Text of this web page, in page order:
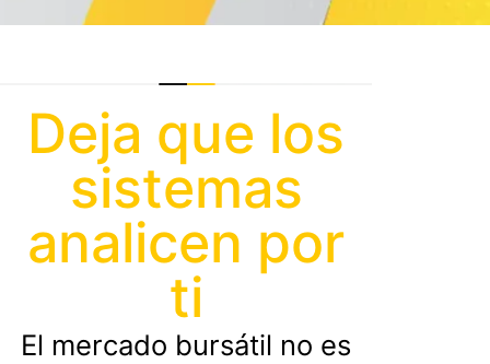
Deja que los
sistemas
analicen por
ti
El mercado bursátil no es